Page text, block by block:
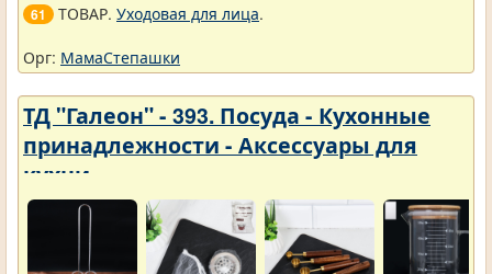
61 ТОВАР. Уходовая для лица.
Орг: МамаСтепашки
ТД "Галеон" - 393. Посуда - Кухонные
принадлежности - Аксессуары для
кухни